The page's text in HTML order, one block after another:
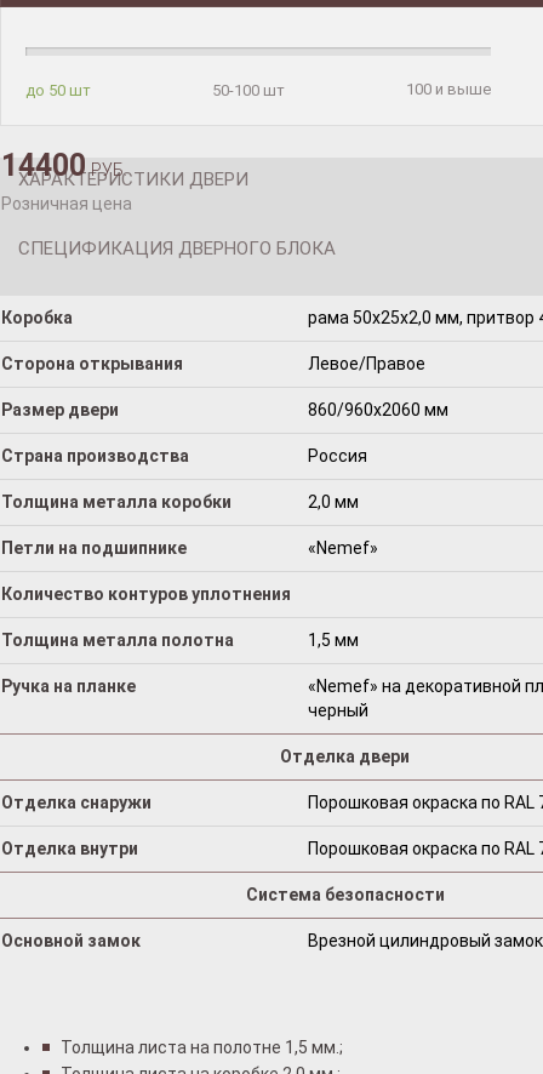
до 50 шт 50-100 шт 100 и выше
14400 РУБ.
Розничная цена
ХАРАКТЕРИСТИКИ ДВЕРИ
СПЕЦИФИКАЦИЯ ДВЕРНОГО БЛОКА
Коробка рама 50x25x2,0 мм, притвор
Сторона открывания Левое/Правое
Размер двери 860/960х2060 мм
Страна производства Россия
Толщина металла коробки 2,0 мм
Петли на подшипнике «Nemef»
Количество контуров уплотнения
Толщина металла полотна 1,5 мм
Ручка на планке
«Nemef» на декоративной
черный
Отделка двери
Отделка снаружи Порошковая окраска по RAL
Отделка внутри Порошковая окраска по RAL
Система безопасности
Основной замок Врезной цилиндровый
Толщина листа на полотне 1,5 мм.;